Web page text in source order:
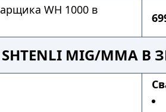
WH 1000 в
MIG/MMA В